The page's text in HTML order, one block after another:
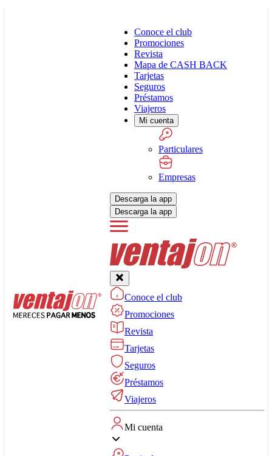
Conoce el club
Promociones
Revista
Mapa de CASH BACK
Tarjetas
Seguros
Préstamos
Viajeros
Mi cuenta
Particulares
Empresas
Descarga la app
Descarga la app
Conoce el club
Promociones
Revista
Tarjetas
Seguros
Préstamos
Viajeros
Mi cuenta